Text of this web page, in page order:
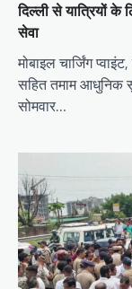
दिल्ली से यात्रियों
सेवा
मोबाइल चार्जिंग
सहित तमाम आधुनिक
सोमवार…